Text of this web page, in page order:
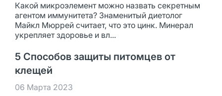
Какой микроэлемент можно назвать секретным
агентом иммунитета? Знаменитый диетолог
Майкл Мюррей считает, что это цинк. Минерал
укрепляет здоровье и вл...
5 Способов защиты питомцев от
клещей
06 Марта 2023